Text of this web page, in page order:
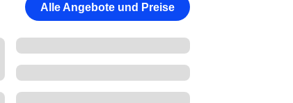
Alle Angebote und Preise